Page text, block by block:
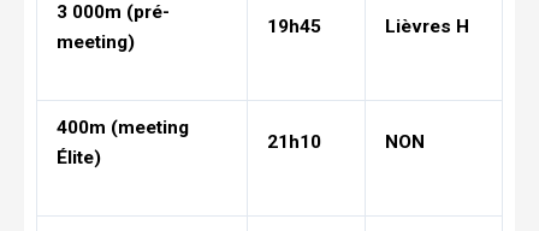
3 000m (pré-
meeting)
19h45 Lièvres H
400m (meeting
Élite)
21h10 NON